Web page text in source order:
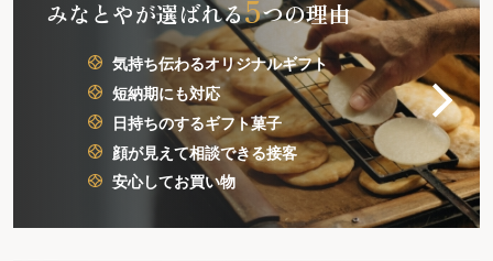
みなとやが選ばれる5つの理由
気持ち伝わるオリジナルギフト
短納期にも対応
日持ちのするギフト菓子
顔が見えて相談できる接客
安心してお買い物